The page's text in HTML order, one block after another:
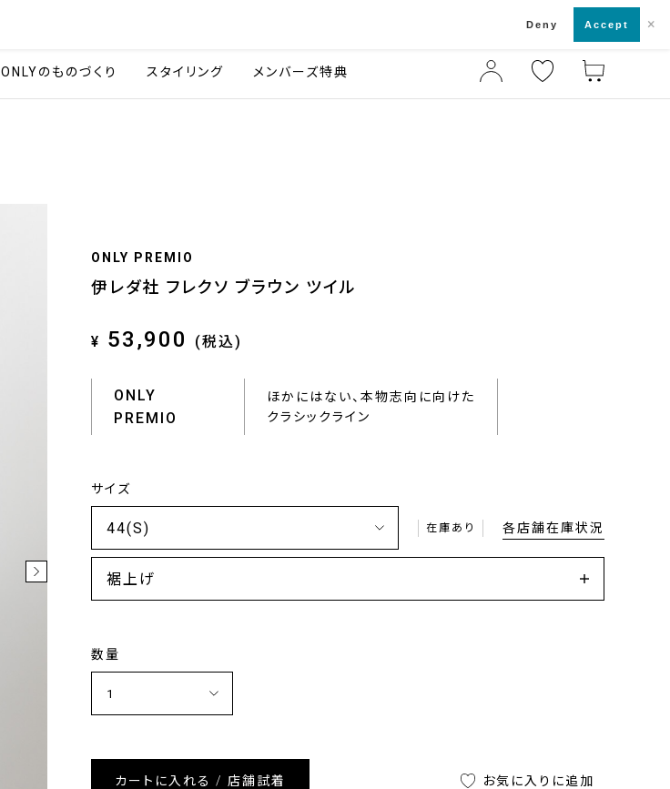
ONLYのものづくり スタイリング メンバーズ特典
ONLY PREMIO
伊レダ社 フレクソ ブラウン ツイル
¥ 53,900 (税込)
ONLY
PREMIO
ほかにはない、本物志向に向けた
クラシックライン
サイズ
在庫あり 各店舗在庫状況
裾上げ
数量
カートに入れる / 店舗試着 お気に入りに追加
Deny Accept ×